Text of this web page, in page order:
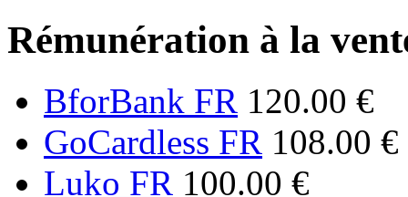
Rémunération à la
BforBank FR 120.00 €
GoCardless FR 108.00 €
Luko FR 100.00 €